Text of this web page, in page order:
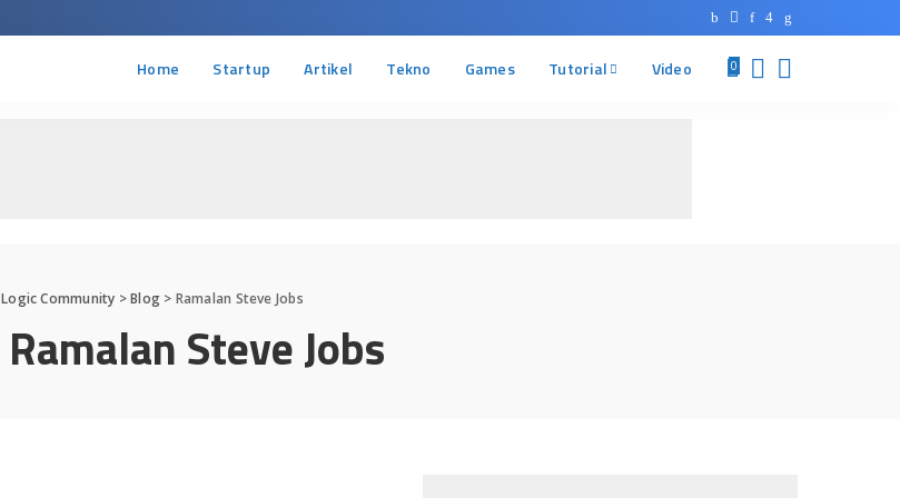
Home Startup Artikel Tekno Games Tutorial Video 0
Logic Community >Blog > Ramalan Steve Jobs
Ramalan Steve Jobs